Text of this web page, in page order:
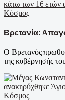
Κόσμος
Βρετανία:
Ο Βρετανός
της κυβέρνησής
Κόσμος